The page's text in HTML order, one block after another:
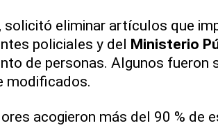
solicitó eliminar artículos que
policiales y del Ministerio
de personas. Algunos fueron
modificados.
acogieron más del 90 % de